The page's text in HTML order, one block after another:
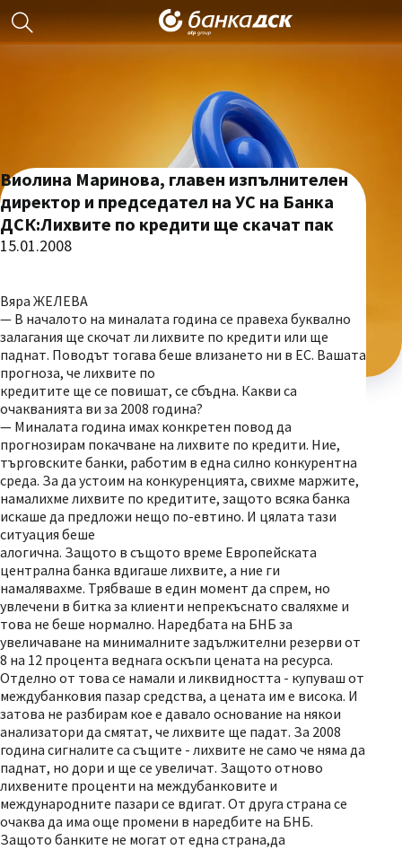
Виолина Маринова, главен изпълнителен
директор и председател на УC на Банка
ДСК:Лихвите по кредити ще скачат пак
15.01.2008
Вяра ЖЕЛЕВА
— В началото на миналата година се правеха буквално
залагания ще скочат ли лихвите по кредити или ще
паднат. Поводът тогава беше влизането ни в ЕС. Вашата
прогноза, че лихвите по
кредитите ще се повишат, се сбъдна. Какви са
очакванията ви за 2008 година?
— Миналата година имах конкретен повод да
прогнозирам покачване на лихвите по кредити. Ние,
търговските банки, работим в една силно конкурентна
среда. За да устоим на конкуренцията, свихме маржите,
намалихме лихвите по кредитите, защото всяка банка
искаше да предложи нещо по-евтино. И цялата тази
ситуация беше
алогична. Защото в същото време Европейската
централна банка вдигаше лихвите, а ние ги
намалявахме. Трябваше в един момент да спрем, но
увлечени в битка за клиенти непрекъснато сваляхме и
това не беше нормално. Наредбата на БНБ за
увеличаване на минималните задължителни резерви от
8 на 12 процента веднага оскъпи цената на ресурса.
Отделно от това се намали и ликвидността - купуваш от
междубанковия пазар средства, а цената им е висока. И
затова не разбирам кое е давало основание на някои
анализатори да смятат, че лихвите ще падат. За 2008
година сигналите са същите - лихвите не само че няма да
паднат, но дори и ще се увеличат. Защото отново
лихвените проценти на междубанковите и
международните пазари се вдигат. От друга страна се
очаква да има още промени в наредбите на БНБ.
Защото банките не могат от една страна,да